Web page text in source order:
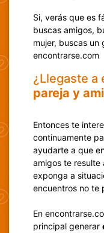
Si, verás que es
buscas amigos,
mujer, buscas un
encontrarse.com
¿Llegaste a
pareja y
Entonces te
continuamente
ayudarte a que
amigos te
exponga a
encuentros no te
En
principal generar